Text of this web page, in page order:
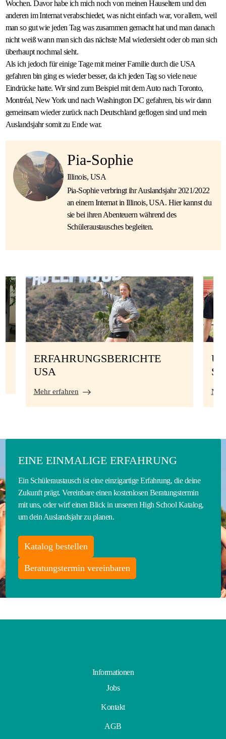
Wochen. Davor habe ich mich noch von meinen Hauseltern und den
anderen im Internat verabschiedet, was nicht einfach war, vor allem, weil
man so gut wie jeden Tag was zusammen gemacht hat und man danach
nicht weiß wann man sich das nächste Mal wiedersieht oder ob man sich
überhaupt nochmal sieht.
Als ich jedoch für einige Tage mit meiner Familie durch die USA
gefahren bin ging es wieder besser, da ich jeden Tag so viele neue
Eindrücke hatte. Wir sind zum Beispiel mit dem Auto nach Toronto,
Montréal, New York und nach Washington DC gefahren, bis wir dann
gemeinsam wieder zurück nach Deutschland geflogen sind und mein
Auslandsjahr somit zu Ende war.
Pia-Sophie
Illinois, USA
Pia-Sophie verbringt ihr Auslandsjahr 2021/2022
an einem Internat in Illinois, USA. Hier kannst du
sie bei ihren Abenteuern während des
Schüleraustausches begleiten.
ERFAHRUNGSBERICHTE
USA
Mehr erfahren
EINE EINMALIGE ERFAHRUNG
Ein Schüleraustausch ist eine einzigartige Erfahrung, die deine
Zukunft prägt. Vereinbare einen kostenlosen Beratungstermin
mit uns, oder wirf einen Blick in unseren High School Katalog,
um dein Auslandsjahr zu planen.
Katalog bestellen
Beratungstermin vereinbaren
Informationen
Jobs
Kontakt
AGB